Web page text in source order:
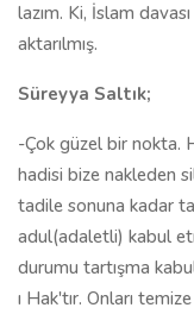
lazım. Ki, İslam
aktarılmış.
Süreyya Saltık;
-Çok güzel bir nokta.
hadisi bize nakleden
tadile sonuna kadar
adul(adaletli) kabul
durumu tartışma
ı Hak'tır. Onları